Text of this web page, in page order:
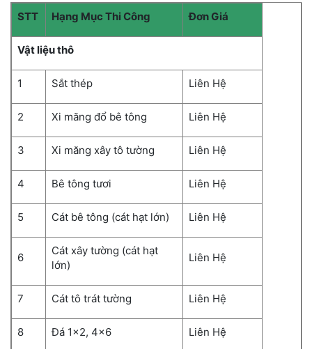
STT Hạng Mục Thi Công Đơn Giá
Vật liệu thô
1 Sắt thép Liên Hệ
2 Xi măng đổ bê tông Liên Hệ
3 Xi măng xây tô tường Liên Hệ
4 Bê tông tươi Liên Hệ
5 Cát bê tông (cát hạt lớn) Liên Hệ
6
Cát xây tường (cát hạt
lớn)
Liên Hệ
7 Cát tô trát tường Liên Hệ
8 Đá 1×2, 4×6 Liên Hệ